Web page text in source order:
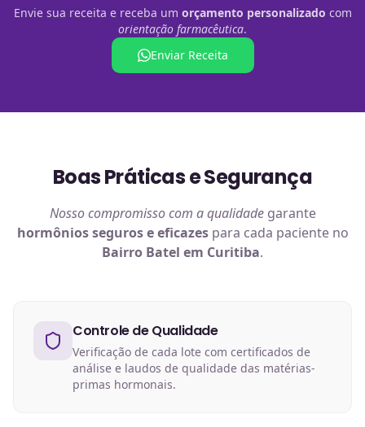
Envie sua receita e receba um orçamento personalizado com
orientação farmacêutica.
Enviar Receita
Boas Práticas e Segurança
Nosso compromisso com a qualidadegarante
hormôniosseguros e eficazespara cada paciente no
Bairro Batel em Curitiba.
Controle de Qualidade
Verificação de cada lote com certificados de
análise e laudos de qualidade das matérias-
primas hormonais.